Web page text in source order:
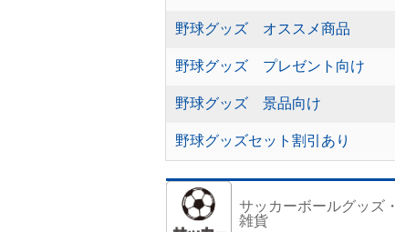
野球グッズ オススメ商品
野球グッズ プレゼント向け
野球グッズ 景品向け
野球グッズセット割引あり
サッカーボールグッズ・
雑貨